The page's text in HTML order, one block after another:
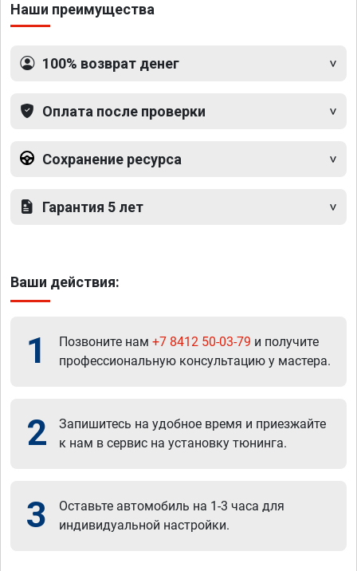
Наши преимущества
100% возврат денег
Оплата после проверки
Сохранение ресурса
Гарантия 5 лет
Ваши действия:
1 Позвоните нам +7 8412 50-03-79 и получите
профессиональную консультацию у мастера.
2
Запишитесь на удобное время и приезжайте
к нам в сервис на установку тюнинга.
3
Оставьте автомобиль на 1-3 часа для
индивидуальной настройки.